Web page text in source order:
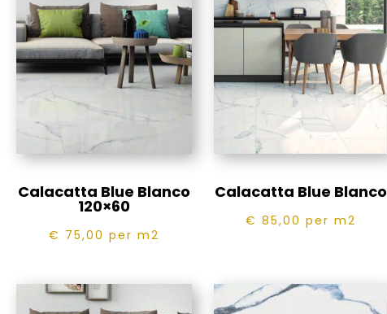
Calacatta Blue Blanco
120×60
€ 75,00 per m2
Calacatta Blue Blanco
€ 85,00per m2